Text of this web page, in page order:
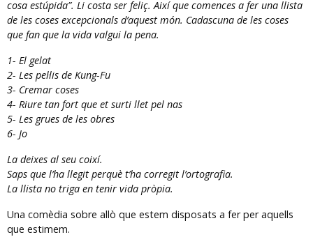
cosa estúpida”. Li costa ser feliç. Així que comences a fer una llista
de les coses excepcionals d’aquest món. Cadascuna de les coses
que fan que la vida valgui la pena.
1- El gelat
2- Les pel·lis de Kung-Fu
3- Cremar coses
4- Riure tan fort que et surti llet pel nas
5- Les grues de les obres
6- Jo
La deixes al seu coixí.
Saps que l’ha llegit perquè t’ha corregit l’ortografia.
La llista no triga en tenir vida pròpia.
Una comèdia sobre allò que estem disposats a fer per aquells
que estimem.